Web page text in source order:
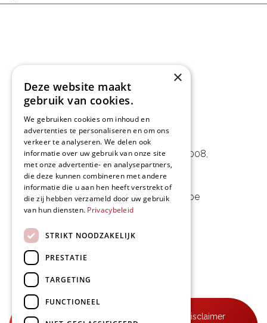
L&D Foodpartner BV
Noorwegenstraat 29D, Haven 8008,
9940 Evergem, BE
09 253 49 57- mail@delmo.be
BE 0768.656.308
Volg ons
Disclaimer
×
Deze website maakt
gebruik van cookies.
We gebruiken cookies om inhoud en
advertenties te personaliseren en om ons
verkeer te analyseren. We delen ook
informatie over uw gebruik van onze site
met onze advertentie- en analysepartners,
die deze kunnen combineren met andere
informatie die u aan hen heeft verstrekt of
die zij hebben verzameld door uw gebruik
van hun diensten. Privacybeleid
STRIKT NOODZAKELIJK
PRESTATIE
TARGETING
FUNCTIONEEL